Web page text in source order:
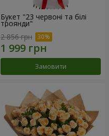
Букет "23 червоні та білі
троянди"
2 856 грн
Замовити